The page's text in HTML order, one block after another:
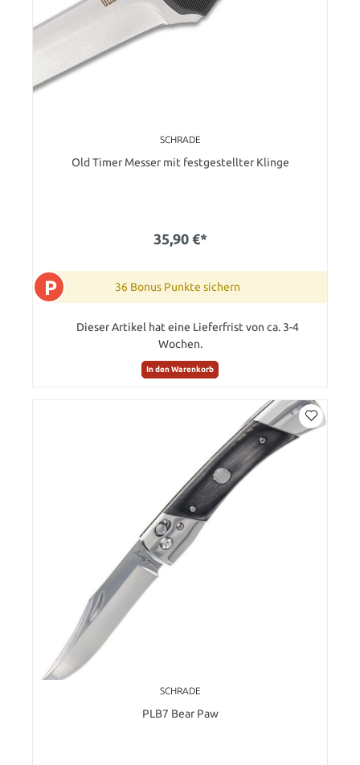
SCHRADE
Old Timer Messer mit festgestellter Klinge
35,90 €*
P 36 Bonus Punkte sichern
Dieser Artikel hat eine Lieferfrist von ca. 3-4
Wochen.
In den Warenkorb
SCHRADE
PLB7 Bear Paw